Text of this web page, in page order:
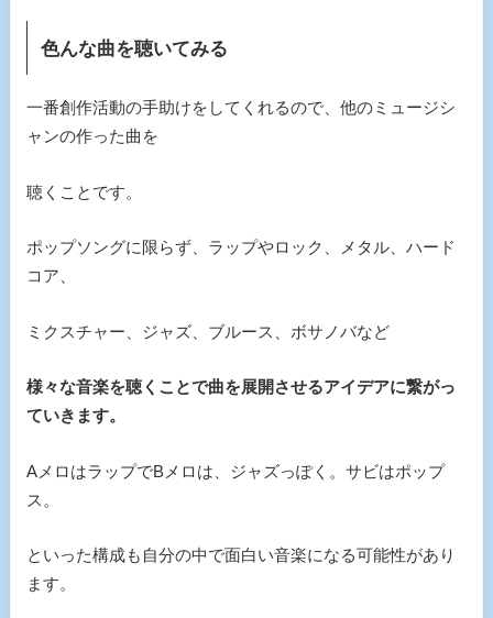
色んな曲を聴いてみる
一番創作活動の手助けをしてくれるので、他のミュージシ
ャンの作った曲を
聴くことです。
ポップソングに限らず、ラップやロック、メタル、ハード
コア、
ミクスチャー、ジャズ、ブルース、ボサノバなど
様々な音楽を聴くことで曲を展開させるアイデアに繋がっ
ていきます。
AメロはラップでBメロは、ジャズっぽく。サビはポップ
ス。
といった構成も自分の中で面白い音楽になる可能性があり
ます。